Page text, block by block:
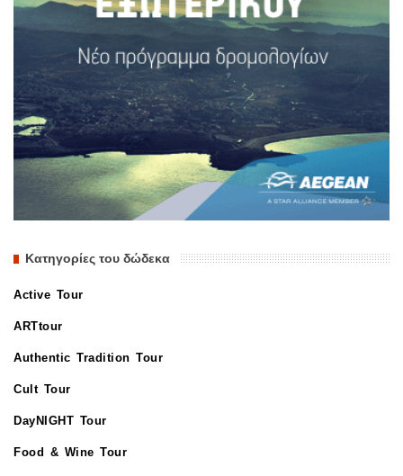
Κατηγορίες του δώδεκα
Active Tour
ARTtour
Authentic Tradition Tour
Cult Tour
DayNIGHT Tour
Food & Wine Tour